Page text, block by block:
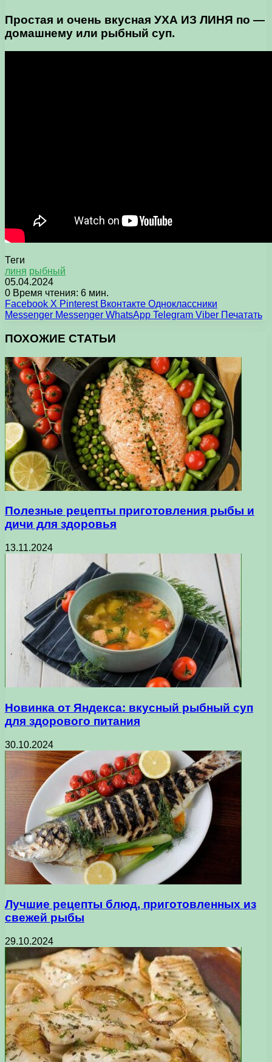
Простая и очень вкусная УХА ИЗ ЛИНЯ по —
домашнему или рыбный суп.
Теги
линя рыбный
05.04.2024
0 Время чтения: 6 мин.
Facebook X Pinterest Вконтакте Одноклассники
Messenger Messenger WhatsApp Telegram Viber Печатать
ПОХОЖИЕ СТАТЬИ
Полезные рецепты приготовления рыбы и
дичи для здоровья
13.11.2024
Новинка от Яндекса: вкусный рыбный суп
для здорового питания
30.10.2024
Лучшие рецепты блюд, приготовленных из
свежей рыбы
29.10.2024